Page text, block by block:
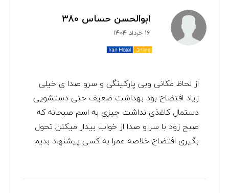
ابوالحسن حساس 380
16 خرداد 1404
از لحاظ مکانی و‌بی پارکینگی و سرو صدا ی خیلی
زیاد افتضاح بود بهداشت ضعیف حتی دستشویی
دستمال کاغذی نداشت چیزی به اسم صبحانه که
صبح زود با سر و صدا از خواب بیدار میکنن تحول
بگیری افتضاح خلاصه عمرا به کسی پیشنهاد بدیم